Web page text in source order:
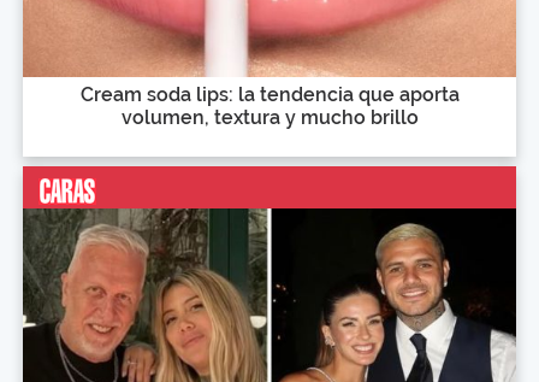
Cream soda lips: la tendencia que aporta
volumen, textura y mucho brillo